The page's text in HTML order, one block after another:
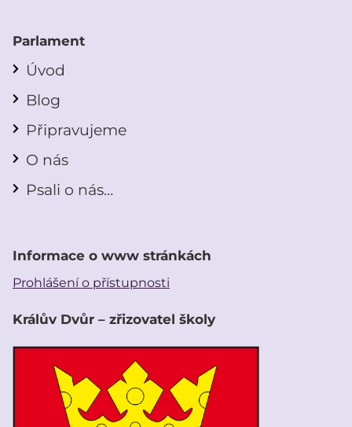
Parlament
Úvod
Blog
Připravujeme
O nás
Psali o nás…
Informace o www stránkách
Prohlášení o přístupnosti
Králův Dvůr – zřizovatel školy